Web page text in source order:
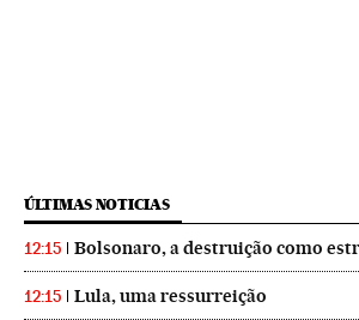
ÚLTIMAS NOTICIAS
12:15 Bolsonaro, a destruição como
12:15 Lula, uma ressurreição